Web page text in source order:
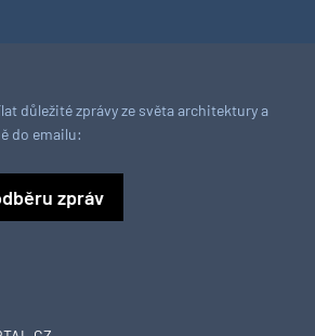
důležité zprávy ze světa architektury a
do emailu:
zpráv